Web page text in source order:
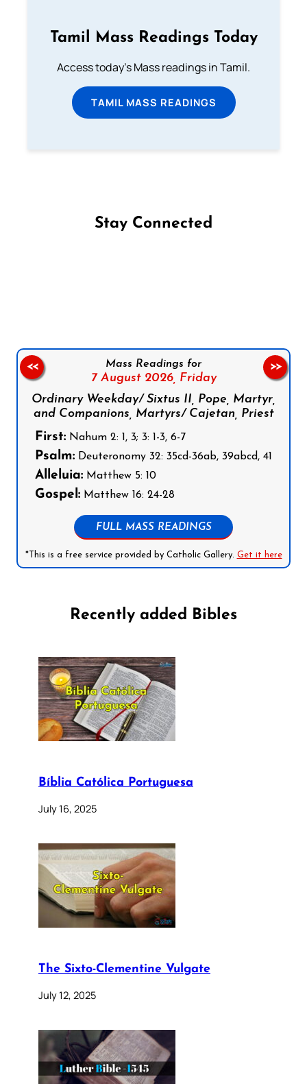
Tamil Mass Readings Today
Access today's Mass readings in Tamil.
TAMIL MASS READINGS
Stay Connected
Mass Readings for
7 August 2026, Friday
Ordinary Weekday/ Sixtus II, Pope, Martyr,
and Companions, Martyrs/ Cajetan, Priest
First: Nahum 2: 1, 3; 3: 1-3, 6-7
Psalm: Deuteronomy 32: 35cd-36ab, 39abcd, 41
Alleluia: Matthew 5: 10
Gospel: Matthew 16: 24-28
FULL MASS READINGS
*This is a free service provided by Catholic Gallery. Get it here
<< >>
Recently added Bibles
Bíblia Católica Portuguesa
July 16, 2025
The Sixto-Clementine Vulgate
July 12, 2025